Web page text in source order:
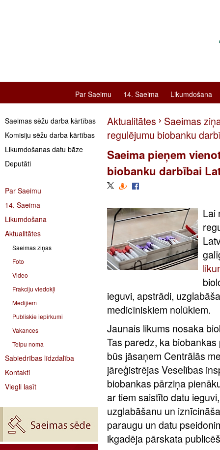
Par Saeimu 14. Saeima Likumdošana
Saeimas sēžu darba kārtības
Komisiju sēžu darba kārtības
Likumdošanas datu bāze
Deputāti
Par Saeimu
14. Saeima
Likumdošana
Aktualitātes
Saeimas ziņas
Foto
Video
Frakciju viedokļi
Medijiem
Publiskie iepirkumi
Vakances
Telpu noma
Sabiedrības līdzdalība
Kontakti
Viegli lasīt
Aktualitātes
Saeimas
regulējumu biobanku
Saeima pieņem
biobanku darbībai
Lai
ieguvi, apstrādi,
medicīniskiem nolūkiem.
Jaunais likums nosaka
Tas paredz, ka
būs jāsaņem Centrālās
jāreģistrējas Veselības
biobankas pārziņa
ar tiem saistīto datu
uzglabāšanu un
paraugu un datu
ikgadēja pārskata